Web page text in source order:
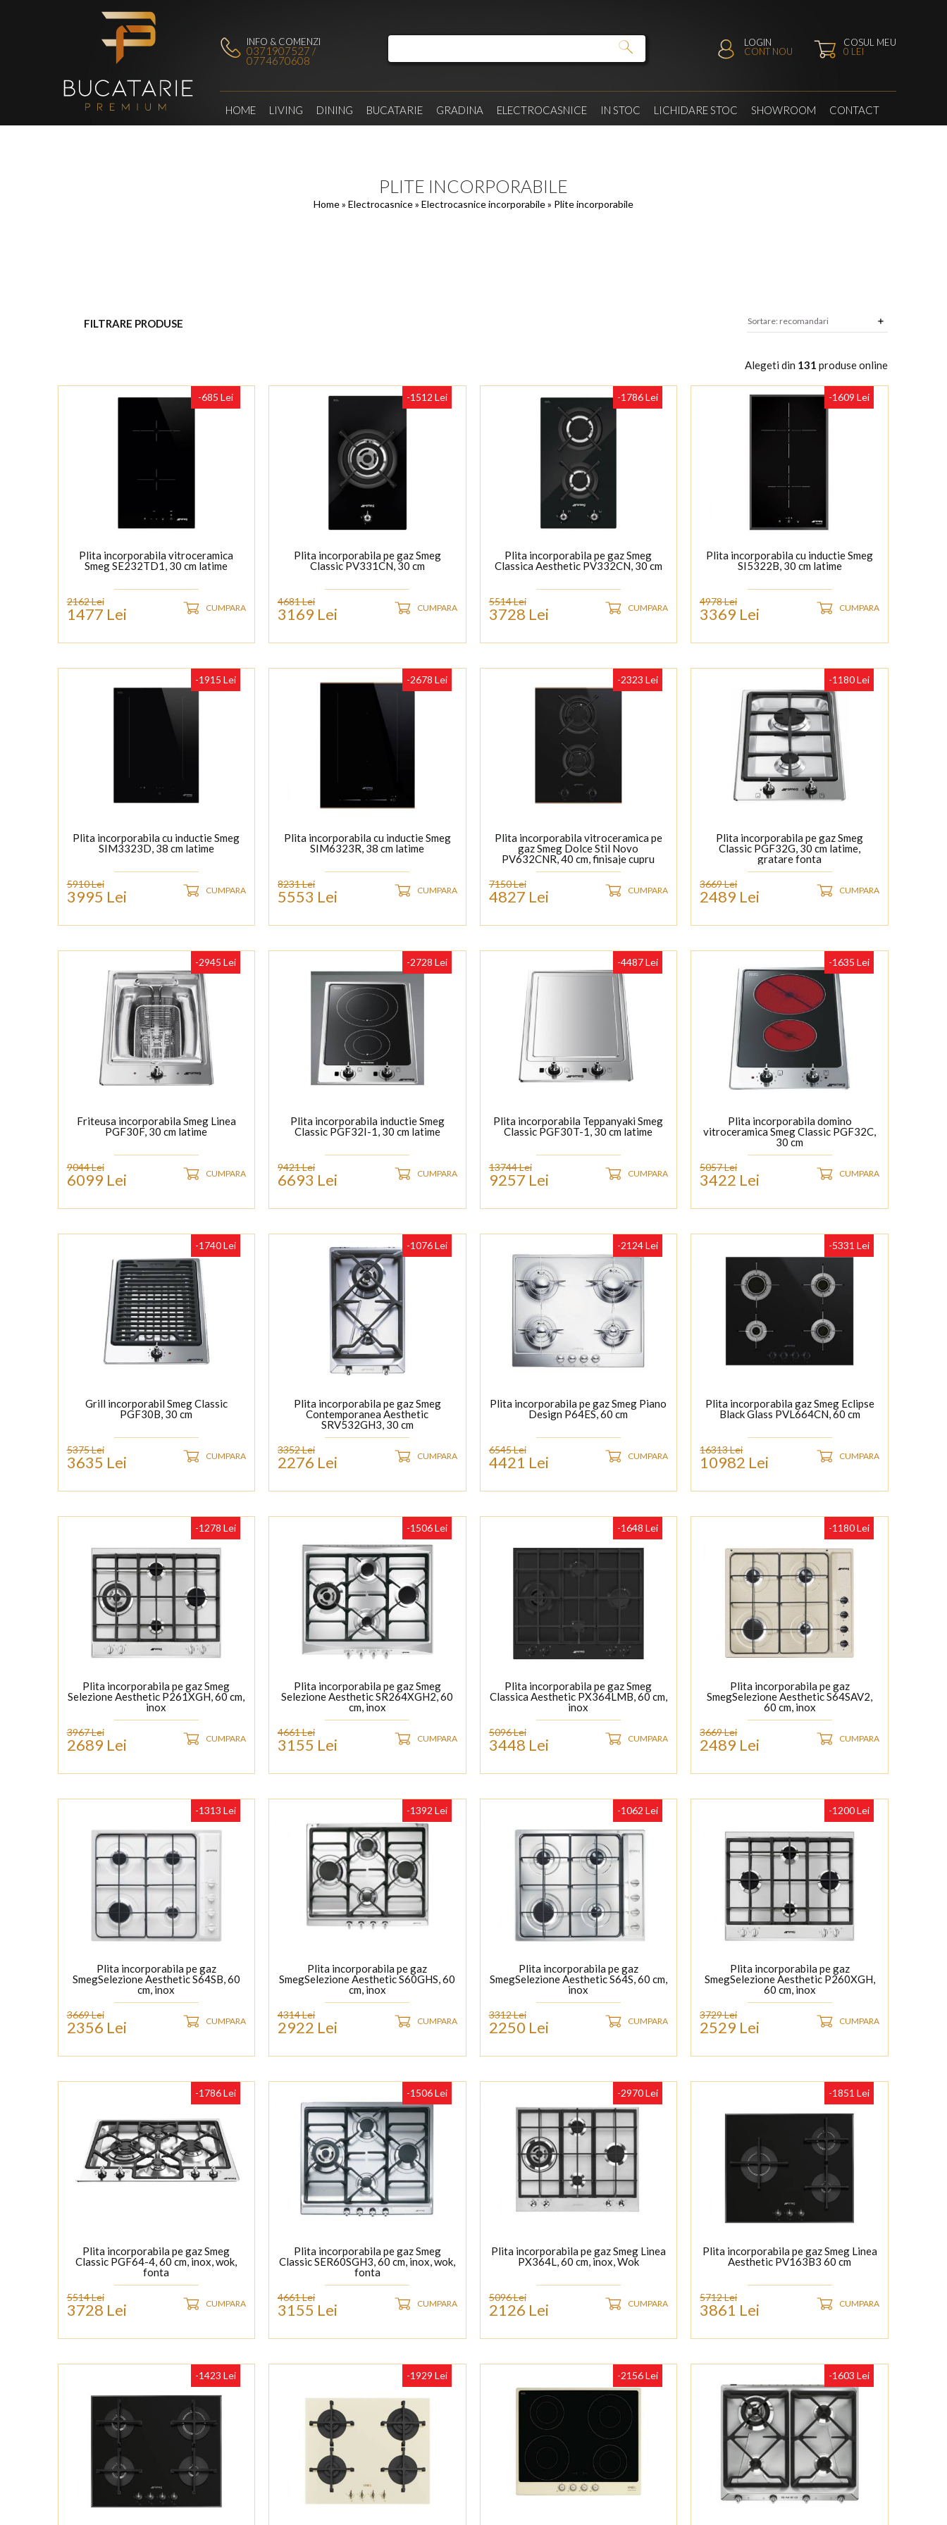
INFO & COMENZI
0371907527 /
0774670608
COSUL MEU
0 LEI
LOGIN
CONT NOU
HOME LIVING DINING BUCATARIE GRADINA ELECTROCASNICE IN STOC LICHIDARE STOC SHOWROOM CONTACT
PLITE INCORPORABILE
Home» Electrocasnice» Electrocasnice incorporabile» Plite incorporabile
FILTRARE PRODUSE
Alegeti din 131 produse online
-685 Lei
Plita incorporabila vitroceramica
Smeg SE232TD1, 30 cm latime
2162 Lei
1477 Lei CUMPARA
-1512 Lei
Plita incorporabila pe gaz Smeg
Classic PV331CN, 30 cm
4681 Lei
3169 Lei CUMPARA
-1786 Lei
Plita incorporabila pe gaz Smeg
Classica Aesthetic PV332CN, 30 cm
5514 Lei
3728 Lei CUMPARA
-1609 Lei
Plita incorporabila cu inductie Smeg
SI5322B, 30 cm latime
4978 Lei
3369 Lei CUMPARA
-1915 Lei
Plita incorporabila cu inductie Smeg
SIM3323D, 38 cm latime
5910 Lei
3995 Lei CUMPARA
-2678 Lei
Plita incorporabila cu inductie Smeg
SIM6323R, 38 cm latime
8231 Lei
5553 Lei CUMPARA
-2323 Lei
Plita incorporabila vitroceramica pe
gaz Smeg Dolce Stil Novo
PV632CNR, 40 cm, finisaje cupru
7150 Lei
4827 Lei CUMPARA
-1180 Lei
Plita incorporabila pe gaz Smeg
Classic PGF32G, 30 cm latime,
gratare fonta
3669 Lei
2489 Lei CUMPARA
-2945 Lei
Friteusa incorporabila Smeg Linea
PGF30F, 30 cm latime
9044 Lei
6099 Lei CUMPARA
-2728 Lei
Plita incorporabila inductie Smeg
Classic PGF32I-1, 30 cm latime
9421 Lei
6693 Lei CUMPARA
-4487 Lei
Plita incorporabila Teppanyaki Smeg
Classic PGF30T-1, 30 cm latime
13744 Lei
9257 Lei CUMPARA
-1635 Lei
Plita incorporabila domino
vitroceramica Smeg Classic PGF32C,
30 cm
5057 Lei
3422 Lei CUMPARA
-1740 Lei
Grill incorporabil Smeg Classic
PGF30B, 30 cm
5375 Lei
3635 Lei CUMPARA
-1076 Lei
Plita incorporabila pe gaz Smeg
Contemporanea Aesthetic
SRV532GH3, 30 cm
3352 Lei
2276 Lei CUMPARA
-2124 Lei
Plita incorporabila pe gaz Smeg Piano
Design P64ES, 60 cm
6545 Lei
4421 Lei CUMPARA
-5331 Lei
Plita incorporabila gaz Smeg Eclipse
Black Glass PVL664CN, 60 cm
16313 Lei
10982 Lei CUMPARA
-1278 Lei
Plita incorporabila pe gaz Smeg
Selezione Aesthetic P261XGH, 60 cm,
inox
3967 Lei
2689 Lei CUMPARA
-1506 Lei
Plita incorporabila pe gaz Smeg
Selezione Aesthetic SR264XGH2, 60
cm, inox
4661 Lei
3155 Lei CUMPARA
-1648 Lei
Plita incorporabila pe gaz Smeg
Classica Aesthetic PX364LMB, 60 cm,
inox
5096 Lei
3448 Lei CUMPARA
-1180 Lei
Plita incorporabila pe gaz
SmegSelezione Aesthetic S64SAV2,
60 cm, inox
3669 Lei
2489 Lei CUMPARA
-1313 Lei
Plita incorporabila pe gaz
SmegSelezione Aesthetic S64SB, 60
cm, inox
3669 Lei
2356 Lei CUMPARA
-1392 Lei
Plita incorporabila pe gaz
SmegSelezione Aesthetic S60GHS, 60
cm, inox
4314 Lei
2922 Lei CUMPARA
-1062 Lei
Plita incorporabila pe gaz
SmegSelezione Aesthetic S64S, 60 cm,
inox
3312 Lei
2250 Lei CUMPARA
-1200 Lei
Plita incorporabila pe gaz
SmegSelezione Aesthetic P260XGH,
60 cm, inox
3729 Lei
2529 Lei CUMPARA
-1786 Lei
Plita incorporabila pe gaz Smeg
Classic PGF64-4, 60 cm, inox, wok,
fonta
5514 Lei
3728 Lei CUMPARA
-1506 Lei
Plita incorporabila pe gaz Smeg
Classic SER60SGH3, 60 cm, inox, wok,
fonta
4661 Lei
3155 Lei CUMPARA
-2970 Lei
Plita incorporabila pe gaz Smeg Linea
PX364L, 60 cm, inox, Wok
5096 Lei
2126 Lei CUMPARA
-1851 Lei
Plita incorporabila pe gaz Smeg Linea
Aesthetic PV163B3 60 cm
5712 Lei
3861 Lei CUMPARA
-1423 Lei -1929 Lei -2156 Lei -1603 Lei